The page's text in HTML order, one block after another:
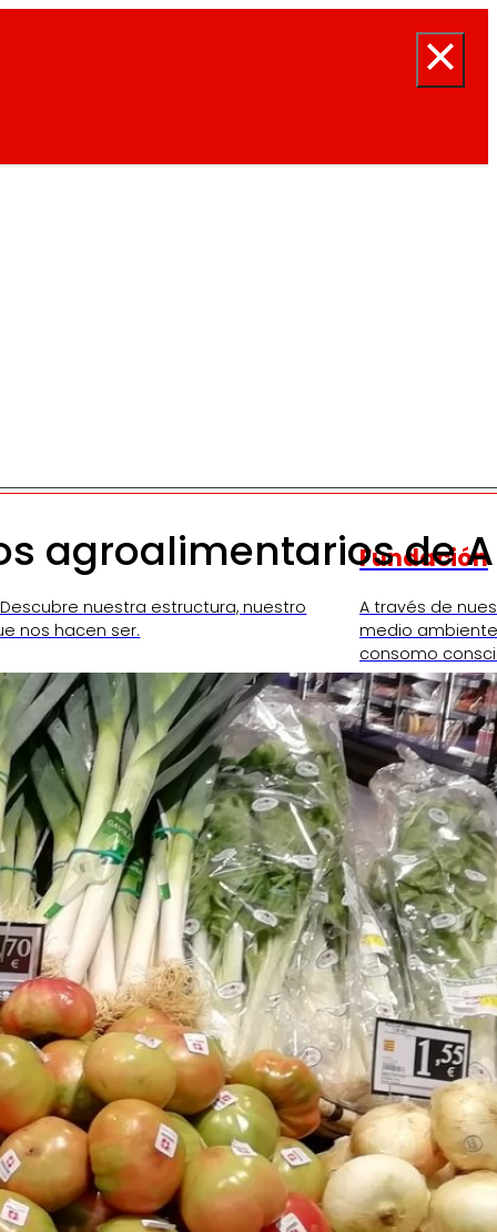
nuestra estructura, nuestro
nos hacen ser.
Fundación
A través de
medio
consomo
la
el desarrollo
Escuchamose
informamos a las
personas
agroalimentarios de